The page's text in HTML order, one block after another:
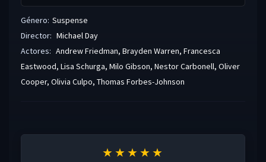
Género: Suspense
Director: Michael Day
Actores: Andrew Friedman, Brayden Warren, Francesca
Eastwood, Lisa Schurga, Milo Gibson, Nestor Carbonell, Oliver
Cooper, Olivia Culpo, Thomas Forbes-Johnson
★★★★★